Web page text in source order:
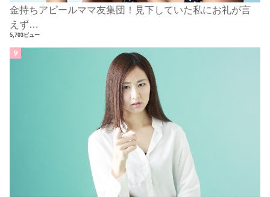
金持ちアピールママ友集団！見下していた私にお礼が言
えず…
5,703ビュー